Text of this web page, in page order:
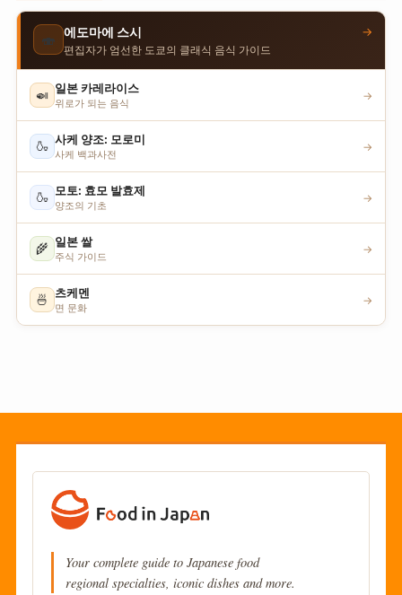
🍣 에도마에 스시
편집자가 엄선한 도쿄의 클래식 음식 가이드
→
🍛 일본 카레라이스
위로가 되는 음식
→
🍶 사케 양조: 모로미
사케 백과사전
→
🍶 모토: 효모 발효제
양조의 기초
→
🌾 일본 쌀
주식 가이드
→
🍜 츠케멘
면 문화
→
Your complete guide to Japanese food
regional specialties, iconic dishes and more.